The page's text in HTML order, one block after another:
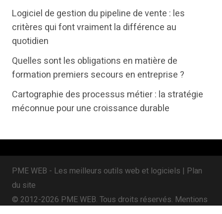
t
t
e
b
o
k
e
i
n
Logiciel de gestion du pipeline de vente : les
critères qui font vraiment la différence au
quotidien
Quelles sont les obligations en matière de
formation premiers secours en entreprise ?
Cartographie des processus métier : la stratégie
méconnue pour une croissance durable
PME WEB - Les meilleurs outils web et logiciels | Plan
du site
© 2012-2026 PME WEB. Tous droits réservés. Mentions